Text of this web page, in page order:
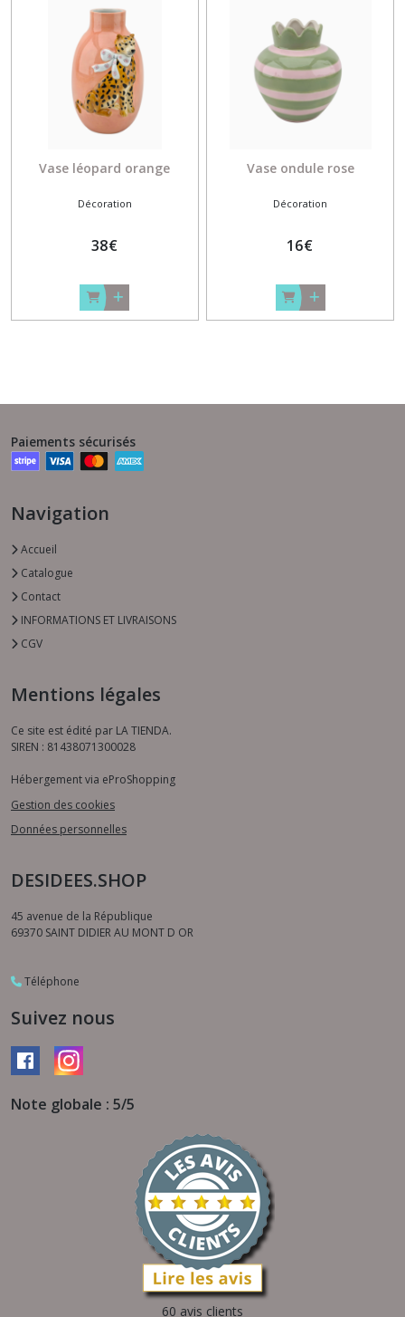
Vase léopard orange
Décoration
38€
Vase ondule rose
Décoration
16€
Paiements sécurisés
Navigation
Accueil
Catalogue
Contact
INFORMATIONS ET LIVRAISONS
CGV
Mentions légales
Ce site est édité par LA TIENDA.
SIREN : 81438071300028
Hébergement via eProShopping
Gestion des cookies
Données personnelles
DESIDEES.SHOP
45 avenue de la République
69370 SAINT DIDIER AU MONT D OR
Téléphone
Suivez nous
Note globale : 5/5
60 avis clients